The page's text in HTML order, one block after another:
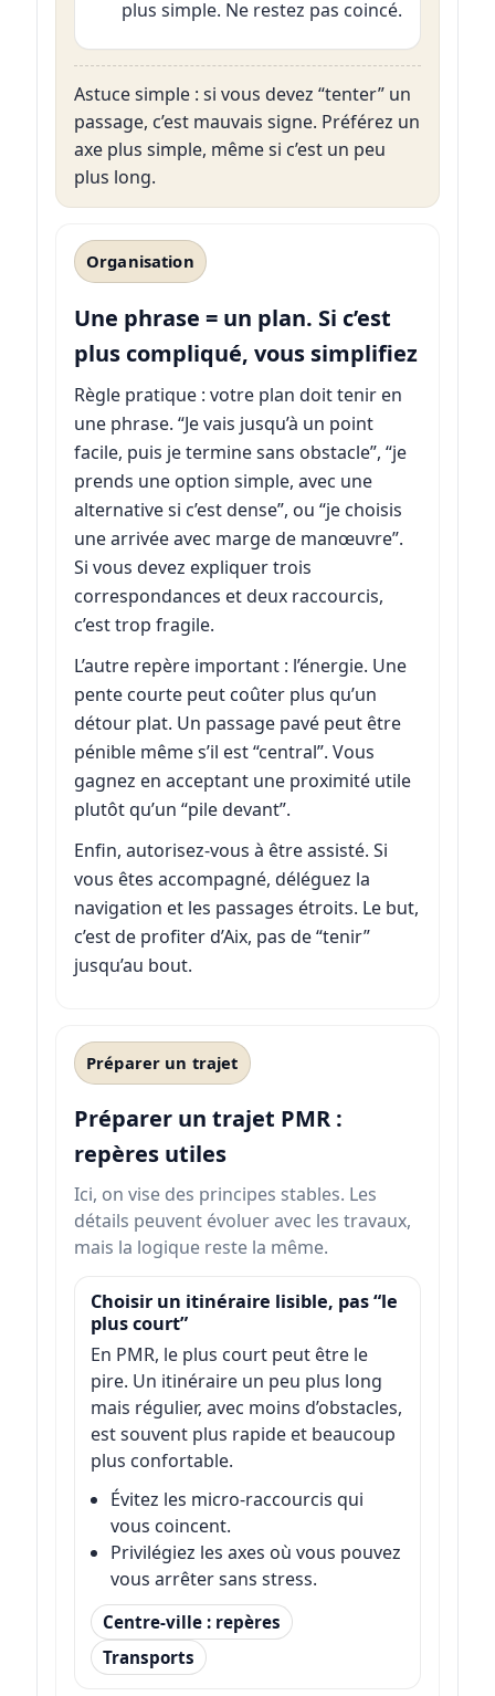
plus simple. Ne restez pas coincé.
Astuce simple : si vous devez “tenter” un
passage, c’est mauvais signe. Préférez un
axe plus simple, même si c’est un peu
plus long.
Organisation
Une phrase = un plan. Si c’est
plus compliqué, vous simplifiez
Règle pratique : votre plan doit tenir en
une phrase. “Je vais jusqu’à un point
facile, puis je termine sans obstacle”, “je
prends une option simple, avec une
alternative si c’est dense”, ou “je choisis
une arrivée avec marge de manœuvre”.
Si vous devez expliquer trois
correspondances et deux raccourcis,
c’est trop fragile.
L’autre repère important : l’énergie. Une
pente courte peut coûter plus qu’un
détour plat. Un passage pavé peut être
pénible même s’il est “central”. Vous
gagnez en acceptant une proximité utile
plutôt qu’un “pile devant”.
Enfin, autorisez-vous à être assisté. Si
vous êtes accompagné, déléguez la
navigation et les passages étroits. Le but,
c’est de profiter d’Aix, pas de “tenir”
jusqu’au bout.
Préparer un trajet
Préparer un trajet PMR :
repères utiles
Ici, on vise des principes stables. Les
détails peuvent évoluer avec les travaux,
mais la logique reste la même.
Choisir un itinéraire lisible, pas “le
plus court”
En PMR, le plus court peut être le
pire. Un itinéraire un peu plus long
mais régulier, avec moins d’obstacles,
est souvent plus rapide et beaucoup
plus confortable.
Évitez les micro-raccourcis qui
vous coincent.
Privilégiez les axes où vous pouvez
vous arrêter sans stress.
Centre-ville : repères
Transports